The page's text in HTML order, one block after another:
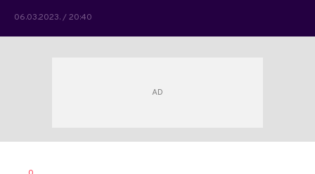
06.03.2023. / 20:40
AUTOR